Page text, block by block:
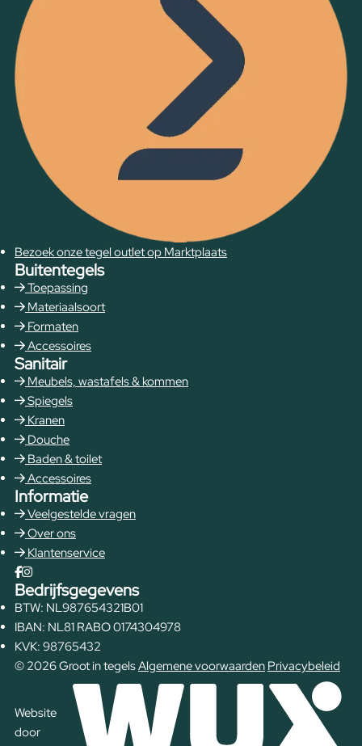
Bezoek onze tegel outlet op Marktplaats
Buitentegels
Toepassing
Materiaalsoort
Formaten
Accessoires
Sanitair
Meubels, wastafels & kommen
Spiegels
Kranen
Douche
Baden & toilet
Accessoires
Informatie
Veelgestelde vragen
Over ons
Klantenservice
Bedrijfsgegevens
BTW: NL987654321B01
IBAN: NL81 RABO 0174304978
KVK: 98765432
© 2026 Groot in tegelsAlgemene voorwaarden Privacybeleid
Website
door